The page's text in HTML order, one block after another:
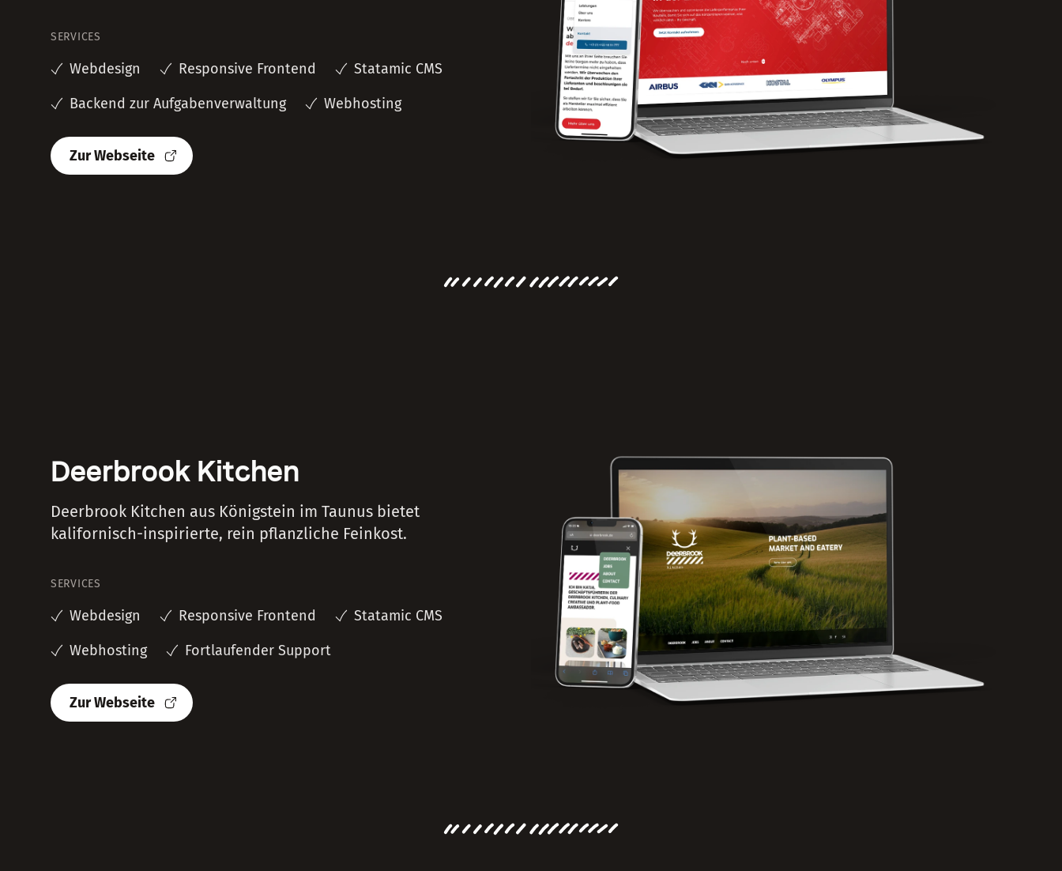
SERVICES
Webdesign Responsive Frontend
Statamic CMS
Backend zur Aufgabenverwaltung
Webhosting
Zur Webseite
Deerbrook Kitchen
Deerbrook Kitchen aus Königstein im Taunus bietet
kalifornisch-inspirierte, rein pflanzliche Feinkost.
SERVICES
Webdesign Responsive Frontend
Statamic CMS
Webhosting
Fortlaufender Support
Zur Webseite